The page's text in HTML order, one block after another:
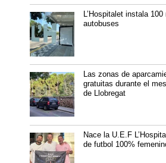
L’Hospitalet instala
autobuses
Las zonas de
gratuitas durante el
de Llobregat
Nace la U.E.F
de futbol 100%